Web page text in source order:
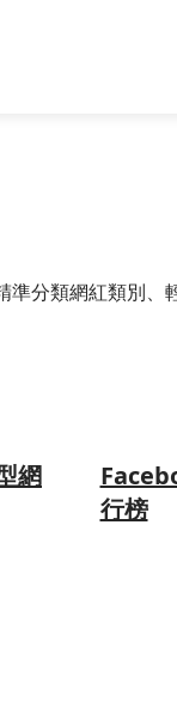
分類網紅類別、
網
行榜